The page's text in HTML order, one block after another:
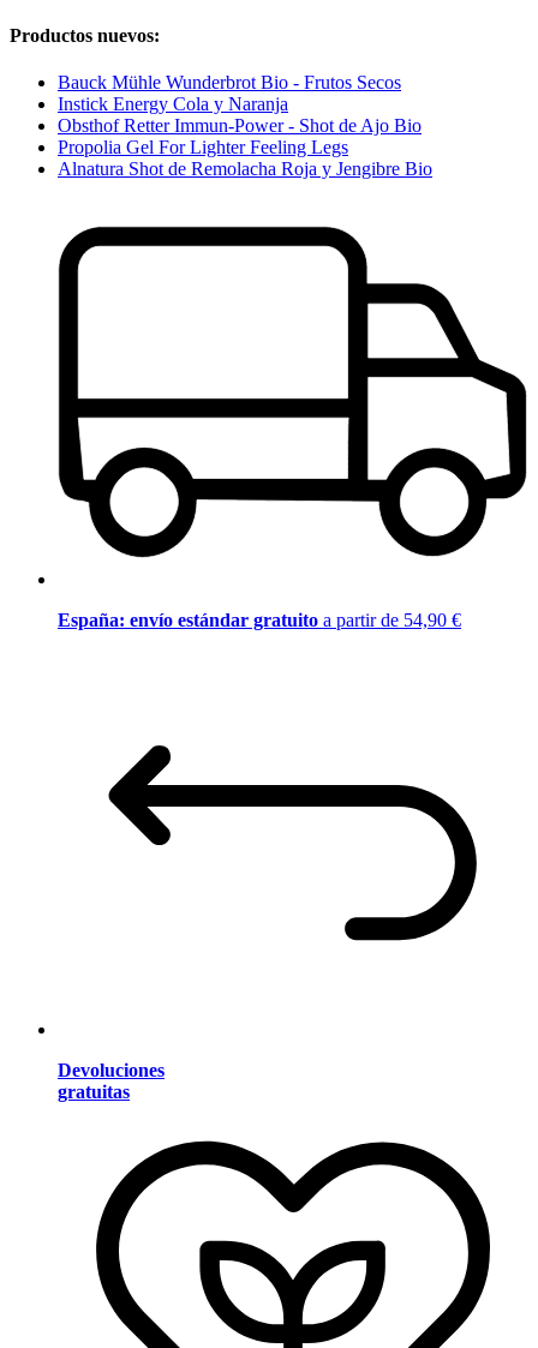
Productos nuevos:
Bauck Mühle Wunderbrot Bio - Frutos Secos
Instick Energy Cola y Naranja
Obsthof Retter Immun-Power - Shot de Ajo Bio
Propolia Gel For Lighter Feeling Legs
Alnatura Shot de Remolacha Roja y Jengibre Bio
España: envío estándar gratuito a partir de 54,90 €
Devoluciones
gratuitas